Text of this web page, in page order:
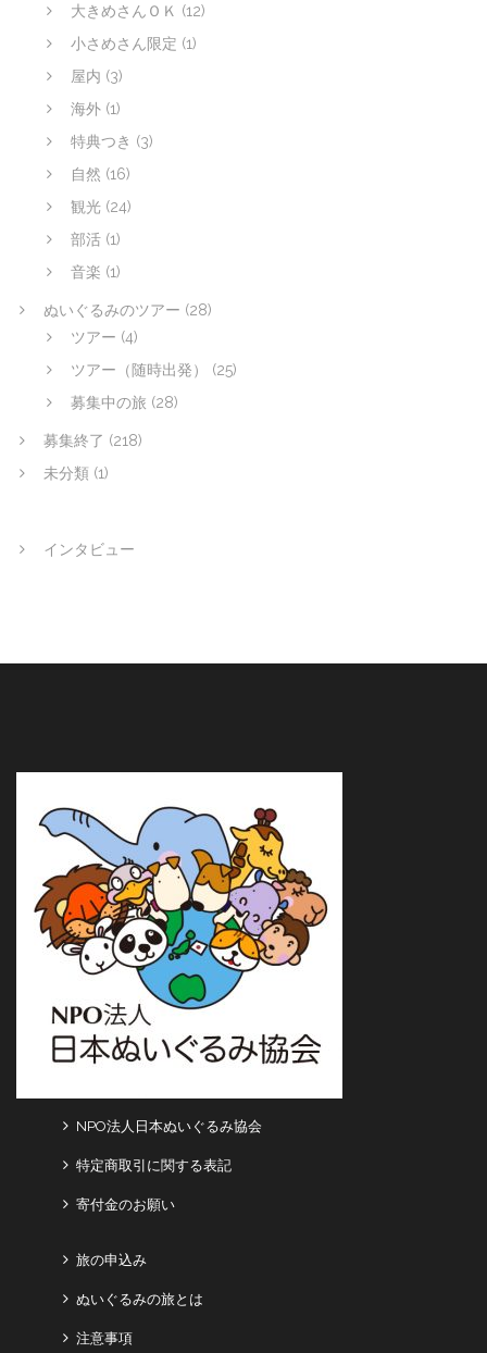
大きめさんＯＫ (12)
小さめさん限定 (1)
屋内 (3)
海外 (1)
特典つき (3)
自然 (16)
観光 (24)
部活 (1)
音楽 (1)
ぬいぐるみのツアー (28)
ツアー (4)
ツアー（随時出発）
(25)
募集中の旅 (28)
募集終了 (218)
未分類 (1)
インタビュー
NPO法人日本ぬいぐるみ協会
特定商取引に関する表記
寄付金のお願い
旅の申込み
ぬいぐるみの旅とは
注意事項